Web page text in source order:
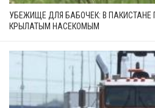
УБЕЖИЩЕ ДЛЯ БАБОЧЕК: В
КРЫЛАТЫМ НАСЕКОМЫМ